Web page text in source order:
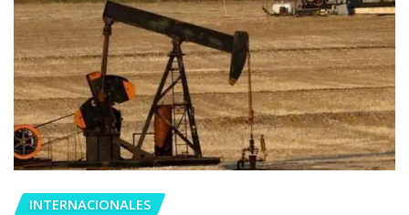
INTERNACIONALES